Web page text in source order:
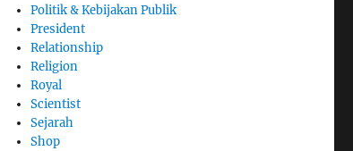
Politik & Kebijakan Publik
President
Relationship
Religion
Royal
Scientist
Sejarah
Shop